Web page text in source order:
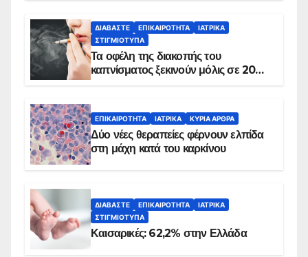
ΔΙΑΒΆΣΤΕ ΕΠΙΚΑΙΡΌΤΗΤΑ
ΙΑΤΡΙΚΆ
ΣΤΙΓΜΙΌΤΥΠΑ
Τα οφέλη της διακοπής του
καπνίσματος ξεκινούν μόλις σε 20
ΕΠΙΚΑΙΡΌΤΗΤΑ ΙΑΤΡΙΚΆ ΚΥΡΙΑ ΑΡΘΡΑ
Δύο νέες θεραπείες φέρνουν ελπίδα
στη μάχη κατά του καρκίνου
ΔΙΑΒΆΣΤΕ ΕΠΙΚΑΙΡΌΤΗΤΑ
ΙΑΤΡΙΚΆ
ΣΤΙΓΜΙΌΤΥΠΑ
Καισαρικές: 62,2% στην Ελλάδα